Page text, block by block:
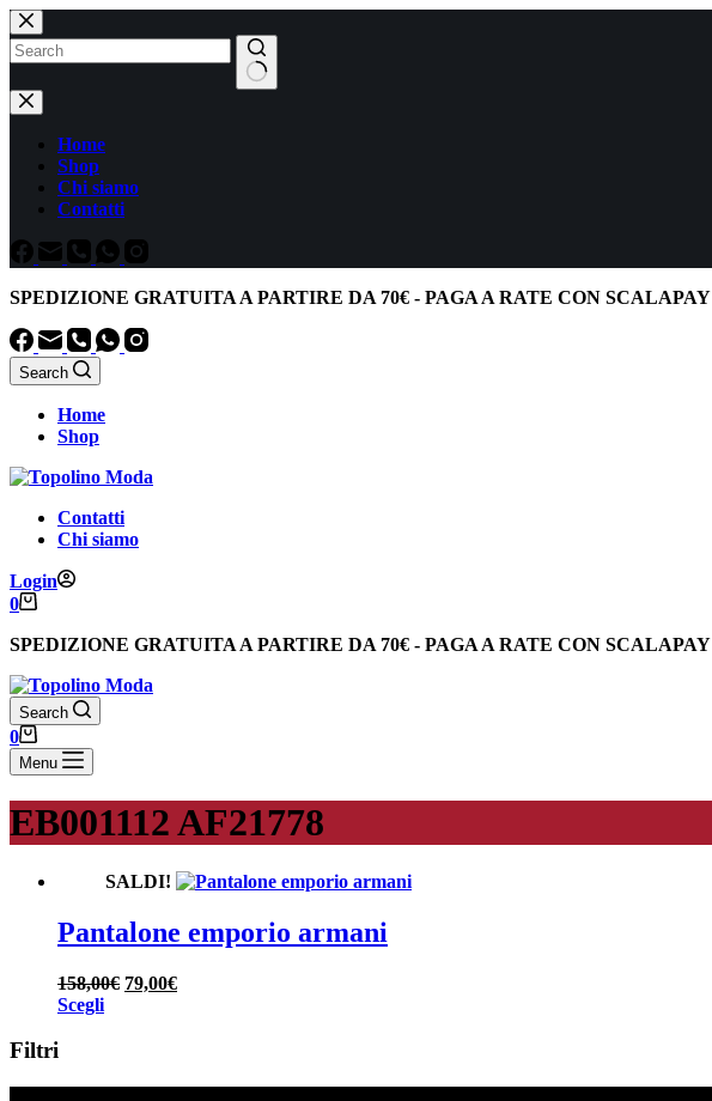
Salta
al
contenuto
Nessun
risultato
Home
Shop
Chi siamo
Contatti
SPEDIZIONE GRATUITA A PARTIRE DA 70€ - PAGA A RATE CON SCALAPAY
Search
Home
Shop
Contatti
Chi siamo
Login
Carrello
0
SPEDIZIONE GRATUITA A PARTIRE DA 70€ - PAGA A RATE CON SCALAPAY
Search
Carrello
0
Menu
EB001112 AF21778
SALDI!
Pantalone emporio armani
158,00€ Il
79,00€Il
ScegliQuesto
varianti.
Filtri